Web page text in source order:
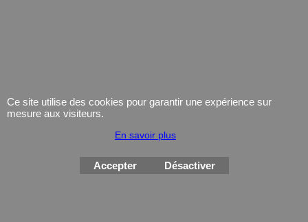
Ce site utilise des cookies pour garantir une expérience sur
mesure aux visiteurs.
En savoir plus
Accepter Désactiver